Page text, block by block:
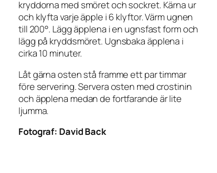
kryddorna med smöret och sockret. Kärna ur
och klyfta varje äpple i 6 klyftor. Värm ugnen
till 200°. Lägg äpplena i en ugnsfast form och
lägg på kryddsmöret. Ugnsbaka äpplena i
cirka 10 minuter.
Låt gärna osten stå framme ett par timmar
före servering. Servera osten med crostinin
och äpplena medan de fortfarande är lite
ljumma.
Fotograf: David Back